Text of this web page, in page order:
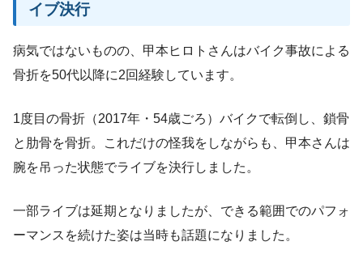
イブ決行
病気ではないものの、甲本ヒロトさんはバイク事故による
骨折を50代以降に2回経験しています。
1度目の骨折（2017年・54歳ごろ）バイクで転倒し、鎖骨
と肋骨を骨折。これだけの怪我をしながらも、甲本さんは
腕を吊った状態でライブを決行しました。
一部ライブは延期となりましたが、できる範囲でのパフォ
ーマンスを続けた姿は当時も話題になりました。